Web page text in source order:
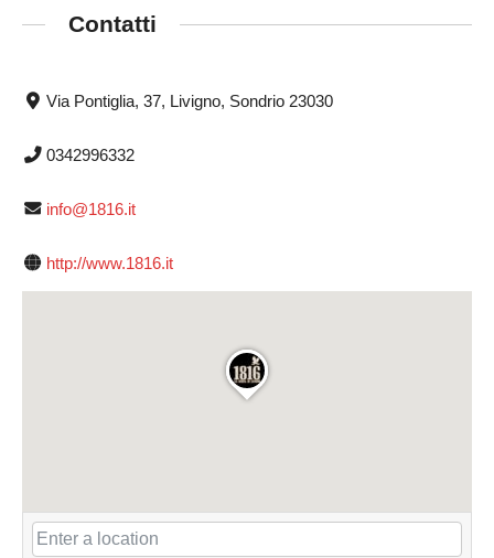
Contatti
Via Pontiglia, 37, Livigno, Sondrio 23030
0342996332
info@1816.it
http://www.1816.it